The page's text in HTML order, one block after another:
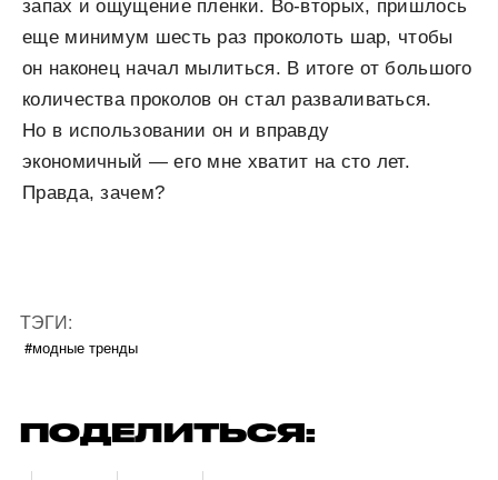
запах и ощущение пленки. Во-вторых, пришлось
еще минимум шесть раз проколоть шар, чтобы
он наконец начал мылиться. В итоге от большого
количества проколов он стал разваливаться.
Но в использовании он и вправду
экономичный — его мне хватит на сто лет.
Правда, зачем?
ТЭГИ:
#модные тренды
ПОДЕЛИТЬСЯ: